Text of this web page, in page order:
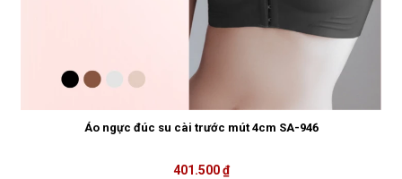
Áo ngực đúc su cài trước mút 4cm SA-946
401.500 ₫